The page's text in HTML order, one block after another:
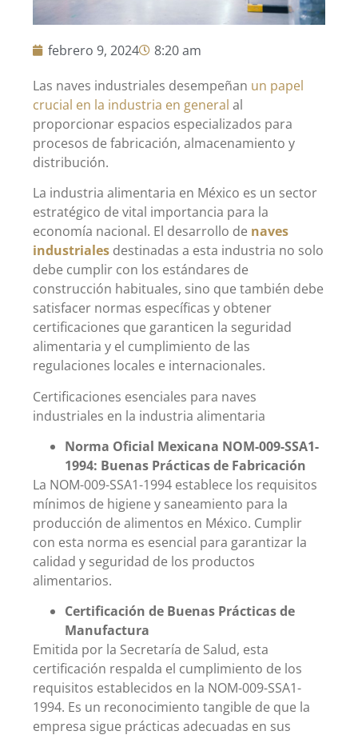
febrero 9, 2024
8:20 am
Las naves industriales desempeñan un papel
crucial en la industria en general al
proporcionar espacios especializados para
procesos de fabricación, almacenamiento y
distribución.
La industria alimentaria en México es un sector
estratégico de vital importancia para la
economía nacional. El desarrollo de naves
industriales destinadas a esta industria no solo
debe cumplir con los estándares de
construcción habituales, sino que también debe
satisfacer normas específicas y obtener
certificaciones que garanticen la seguridad
alimentaria y el cumplimiento de las
regulaciones locales e internacionales.
Certificaciones esenciales para naves
industriales en la industria alimentaria
Norma Oficial Mexicana NOM-009-SSA1-
1994: Buenas Prácticas de Fabricación
La NOM-009-SSA1-1994 establece los requisitos
mínimos de higiene y saneamiento para la
producción de alimentos en México. Cumplir
con esta norma es esencial para garantizar la
calidad y seguridad de los productos
alimentarios.
Certificación de Buenas Prácticas de
Manufactura
Emitida por la Secretaría de Salud, esta
certificación respalda el cumplimiento de los
requisitos establecidos en la NOM-009-SSA1-
1994. Es un reconocimiento tangible de que la
empresa sigue prácticas adecuadas en sus